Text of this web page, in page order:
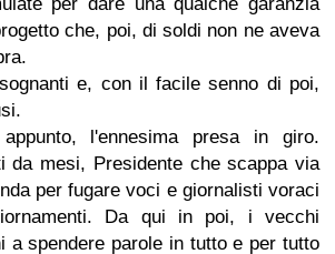
che, poi, di soldi non ne aveva
e, con il facile senno di poi,
l'ennesima presa in giro.
da mesi, Presidente che scappa via
per fugare voci e giornalisti voraci
Da qui in poi, i vecchi
a spendere parole in tutto e per tutto